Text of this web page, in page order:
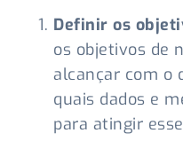
Definir os
os objetivos de
alcançar com o
quais dados e
para atingir